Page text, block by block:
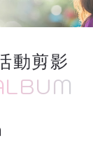
動剪影